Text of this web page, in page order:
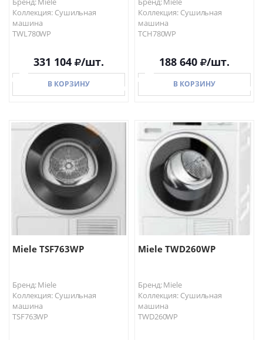
Коллекция: Сушильная
машина
TWL780WP
331 104 /шт.
В КОРЗИНУ
В КОРЗИНУ
Коллекция: Сушильная
машина
TCH780WP
188 640 /шт.
В КОРЗИНУ
В КОРЗИНУ
Miele TSF763WP
Бренд: Miele
Коллекция: Сушильная
машина
TSF763WP
Miele TWD260WP
Бренд: Miele
Коллекция: Сушильная
машина
TWD260WP